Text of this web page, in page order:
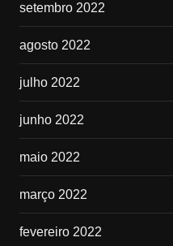
setembro 2022
agosto 2022
julho 2022
junho 2022
maio 2022
março 2022
fevereiro 2022